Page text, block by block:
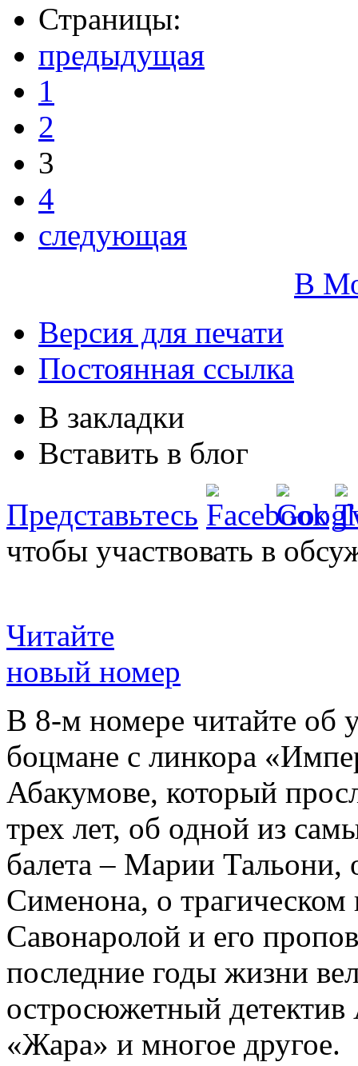
Страницы:
предыдущая
1
2
3
4
следующая
В
Версия для печати
Постоянная ссылка
В закладки
Вставить в блог
Представьтесь
чтобы участвовать в
Читайте
новый номер
В 8-м номере читайте об
боцмане с линкора
Абакумове, который
трех лет, об одной из
балета – Марии
Сименона, о трагическом
Савонаролой и его
последние годы жизни
остросюжетный детектив
«Жара» и многое другое.